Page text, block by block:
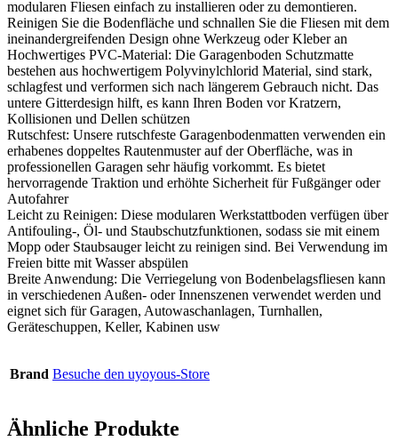
modularen Fliesen einfach zu installieren oder zu demontieren.
Reinigen Sie die Bodenfläche und schnallen Sie die Fliesen mit dem
ineinandergreifenden Design ohne Werkzeug oder Kleber an
Hochwertiges PVC-Material: Die Garagenboden Schutzmatte
bestehen aus hochwertigem Polyvinylchlorid Material, sind stark,
schlagfest und verformen sich nach längerem Gebrauch nicht. Das
untere Gitterdesign hilft, es kann Ihren Boden vor Kratzern,
Kollisionen und Dellen schützen
Rutschfest: Unsere rutschfeste Garagenbodenmatten verwenden ein
erhabenes doppeltes Rautenmuster auf der Oberfläche, was in
professionellen Garagen sehr häufig vorkommt. Es bietet
hervorragende Traktion und erhöhte Sicherheit für Fußgänger oder
Autofahrer
Leicht zu Reinigen: Diese modularen Werkstattboden verfügen über
Antifouling-, Öl- und Staubschutzfunktionen, sodass sie mit einem
Mopp oder Staubsauger leicht zu reinigen sind. Bei Verwendung im
Freien bitte mit Wasser abspülen
Breite Anwendung: Die Verriegelung von Bodenbelagsfliesen kann
in verschiedenen Außen- oder Innenszenen verwendet werden und
eignet sich für Garagen, Autowaschanlagen, Turnhallen,
Geräteschuppen, Keller, Kabinen usw
Brand Besuche den uyoyous-Store
Ähnliche Produkte